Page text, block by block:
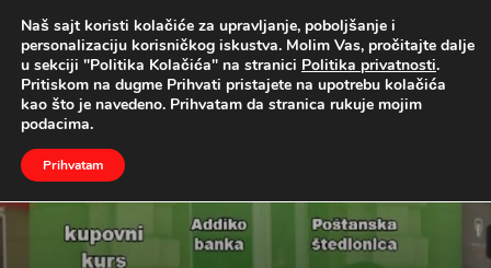
UŽIVO
Naslovna Vesti Ekonomija
Naš sajt koristi kolačiće za upravljanje, poboljšanje i
personalizaciju korisničkog iskustva. Molim Vas, pročitajte dalje
u sekciji "Politika Kolačića" na stranici Politika privatnosti.
Pritiskom na dugme Prihvati pristajete na upotrebu kolačića
kao što je navedeno. Prihvatam da stranica rukuje mojim
podacima.
Prihvatam